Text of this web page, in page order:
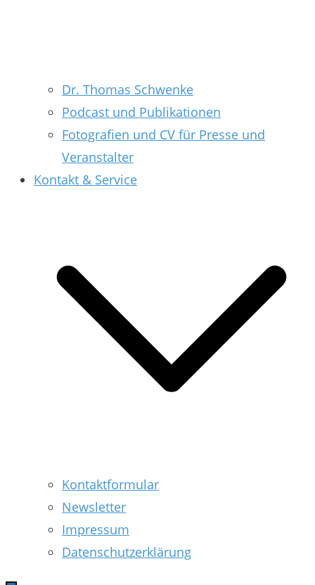
Dr. Thomas Schwenke
Podcast und Publikationen
Fotografien und CV für Presse und
Veranstalter
Kontakt & Service
Kontaktformular
Newsletter
Impressum
Datenschutzerklärung